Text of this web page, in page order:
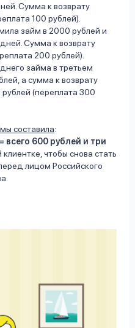
Сумма к возврату
100 рублей).
займ в 2000 рублей и
Сумма к возврату
200 рублей).
займа в третьем
а сумма к возврату
(переплата 300
составила:
всего 600 рублей и три
чтобы снова стать
лицом Российского